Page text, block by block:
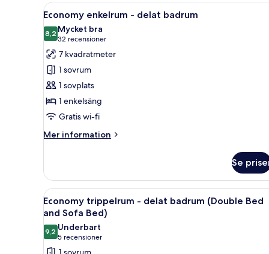
privat
badrum
Öppna
alla
foton
för
Economy
enkelrum
-
delat
badrum
Ett modernt hotellrum med
5
Economy enkelrum - delat badrum
8,28,2 av 10
Mycket bra
32 recensioner
(32 recensioner)
7 kvadratmeter
1 sovrum
1 sovplats
1 enkelsäng
Gratis wi-fi
Mer information
Mer
enkelrum
delat
badrum
Se
Öppna
alla
foton
för
Economy
Ett hotellrum med två
8
Economy trippelrum - delat badrum (Double Bed
and Sofa Bed)
9,29,2 av 10
Underbart
5 recensioner
(5 recensioner)